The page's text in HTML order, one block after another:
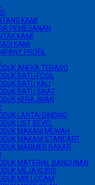
KAMI
PEMESANAN
KAMI
KAMI
PROFIL
ANEKA TERASO
BATU FOSIL
BATU KALI
BATU SIKAT
KERAJINAN
LANTAI DINDING
LIST BEVEL
MAKAM MEWAH
MAKAM STANDART
MARMER BAKAR
MATERIAL BANGUNAN
MEJA KURSI
MIX LOGAM